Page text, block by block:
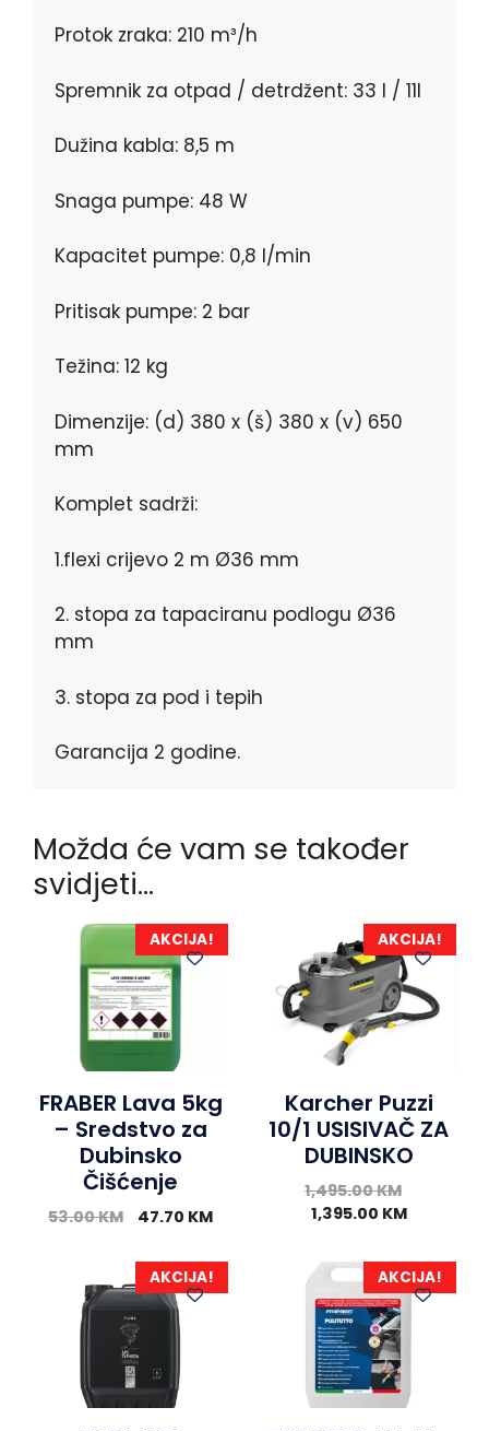
Protok zraka: 210 m³/h
Spremnik za otpad / detrdžent: 33 l / 11l
Dužina kabla: 8,5 m
Snaga pumpe: 48 W
Kapacitet pumpe: 0,8 l/min
Pritisak pumpe: 2 bar
Težina: 12 kg
Dimenzije: (d) 380 x (š) 380 x (v) 650
mm
Komplet sadrži:
1.flexi crijevo 2 m Ø36 mm
2. stopa za tapaciranu podlogu Ø36
mm
3. stopa za pod i tepih
Garancija 2 godine.
Možda će vam se također
svidjeti…
AKCIJA!
FRABER Lava 5kg
– Sredstvo za
Dubinsko
Čišćenje
53.00KM 47.70 KM
AKCIJA!
Karcher Puzzi
10/1 USISIVAČ ZA
DUBINSKO
1,495.00KM
1,395.00 KM
AKCIJA! AKCIJA!